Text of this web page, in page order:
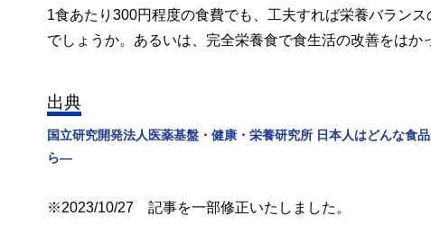
1食あたり300円程度の食費でも、工夫すれば栄養バラン
でしょうか。あるいは、完全栄養食で食生活の改善をはか
出典
国立研究開発法人医薬基盤・健康・栄養研究所 日本人はどんな
ら―
※2023/10/27 記事を一部修正いたしました。